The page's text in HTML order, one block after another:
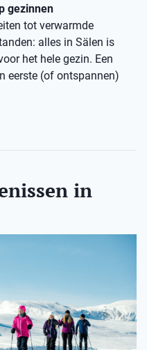
gezinnen
tot verwarmde
alles in Sälen is
het hele gezin. Een
eerste (of ontspannen)
in